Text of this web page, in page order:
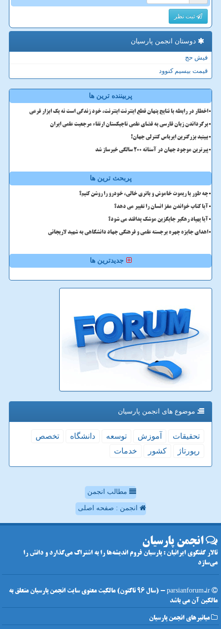
ثبت نظر
دوستان انجمن پارسیان
فیش حج
قیمت بیسیم کنوود
پربیننده ترین ها
اخطار در رابطه با نتایج پنهان قطع اینترنت اینترنت، خود زندگی است نه یک ابزار فرعی
برگرداندن زبان فارسی به فضای علمی تاجیکستان ارتقاء مرجعیت علمی ایران
ببینید بزرگترین ایرباس کنترلی جهان!
پیرترین موجود جهان در آستانه ۲۰۰ سالگی خبرساز شد
پربحث ترین ها
چه طور با ریموت خاموش و باتری خالی، خودرو را روشن کنیم؟
آیا کتاب خواندن مغز انسان را تغییر می دهد؟
آیا پهپاد رهگیر جایگزین موشک پدافند می شود؟
اهدای جایزه چهره برجسته علمی و فرهنگی جهاد دانشگاهی به شهید لاریجانی
جدیدترین ها
موضوع های انجمن پارسیان
تحقیقات آموزش توسعه دانشگاه
تخصص
رپورتاژ
كشور خدمات
مطالب انجمن
انجمن : صفحه اصلی
انجمن پارسیان
تالار گفتگوی ایرانیان : پارسیان فروم اندیشه‌ها را به اشتراک می‌گذارد و دانش را
می‌سازد
parsianforum.ir - (سال 96 تاکنون) مالکیت معنوی سایت انجمن پارسیان متعلق به
مالکین آن می باشد
میانبرهای انجمن پارسیان